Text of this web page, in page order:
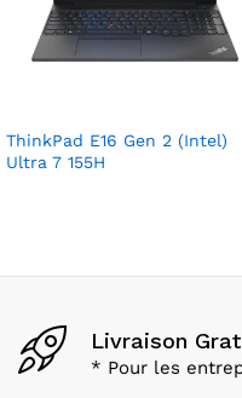
ThinkPad E16 Gen 2 (Intel)
Ultra 7 155H
Livraison
* Pour les